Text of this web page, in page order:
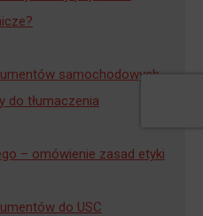
samochodowych
do tłumaczenia
– omówienie zasad etyki
do USC